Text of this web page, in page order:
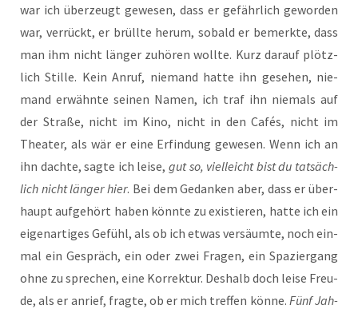
war ich über­zeugt gewe­sen, dass er gefähr­lich gewor­den
war, ver­rückt, er brüll­te her­um, sobald er bemerk­te, dass
man ihm nicht län­ger zuhö­ren woll­te. Kurz dar­auf plötz­
lich Stil­le. Kein Anruf, nie­mand hat­te ihn gese­hen, nie­
mand erwähn­te sei­nen Namen, ich traf ihn nie­mals auf
der Stra­ße, nicht im Kino, nicht in den Cafés, nicht im
Thea­ter, als wär er eine Erfin­dung gewe­sen. Wenn ich an
ihn dach­te, sag­te ich lei­se, gut so, viel­leicht bist du tat­säch­
lich nicht län­ger hier. Bei dem Gedan­ken aber, dass er über­
haupt auf­ge­hört haben könn­te zu exis­tie­ren, hat­te ich ein
eigen­ar­ti­ges Gefühl, als ob ich etwas ver­säum­te, noch ein­
mal ein Gespräch, ein oder zwei Fra­gen, ein Spa­zier­gang
ohne zu spre­chen, eine Kor­rek­tur. Des­halb doch lei­se Freu­
de, als er anrief, frag­te, ob er mich tref­fen kön­ne. Fünf Jah­